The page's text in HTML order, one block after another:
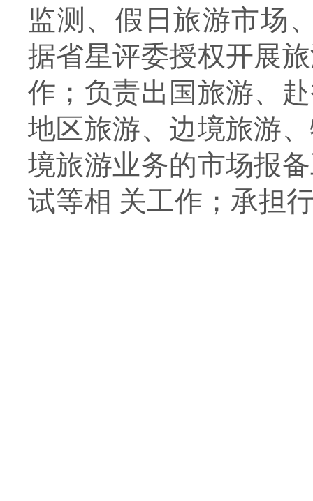
监测、假日旅游市场
据省星评委授权开展
作；负责出国旅游、
地区旅游、边境旅游
境旅游业务的市场报
试等相 关工作；承担